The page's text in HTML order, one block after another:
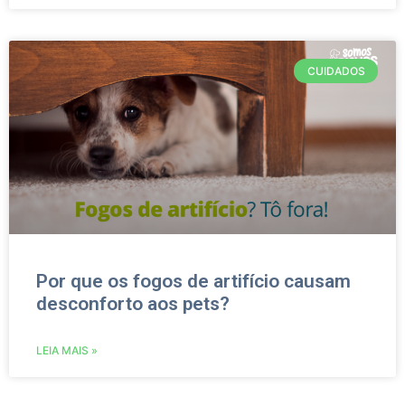
CUIDADOS
Por que os fogos de artifício causam
desconforto aos pets?
LEIA MAIS »